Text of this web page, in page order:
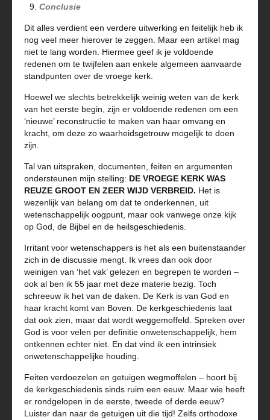
Conclusie
Dit alles verdient een verdere uitwerking en feitelijk heb ik
nog veel meer hierover te zeggen. Maar een artikel mag
niet te lang worden. Hiermee geef ik je voldoende
redenen om te twijfelen aan enkele algemeen aanvaarde
standpunten over de vroege kerk.
Hoewel we slechts betrekkelijk weinig weten van de kerk
van het eerste begin, zijn er voldoende redenen om een
‘nieuwe’ reconstructie te maken van haar omvang en
kracht, om deze zo waarheidsgetrouw mogelijk te doen
zijn.
Tal van uitspraken, documenten, feiten en argumenten
ondersteunen mijn stelling: DE VROEGE KERK WAS
REUZE GROOT EN ZEER WIJD VERBREID. Het is
wezenlijk van belang om dat te onderkennen, uit
wetenschappelijk oogpunt, maar ook vanwege onze kijk
op God, de Bijbel en de heilsgeschiedenis.
Irritant voor wetenschappers is het als een buitenstaander
zich in de discussie mengt. Ik vrees dan ook door
weinigen van ‘het vak’ gelezen en begrepen te worden –
ook al ben ik 55 jaar met deze materie bezig. Toch
schreeuw ik het van de daken. De Kerk is van God en
haar kracht komt van Boven. De kerkgeschiedenis laat
dat ook zien, maar dat wordt weggemoffeld. Spreken over
God is voor velen per definitie onwetenschappelijk, hem
ontkennen echter niet. En dat vind ik een intrinsiek
onwetenschappelijke houding.
Feiten verdoezelen en getuigen wegmoffelen – hoort bij
de kerkgeschiedenis sinds ruim een eeuw. Maar wie heeft
er rondgelopen in de eerste, tweede of derde eeuw?
Luister dan naar de getuigen uit die tijd! Zelfs orthodoxe